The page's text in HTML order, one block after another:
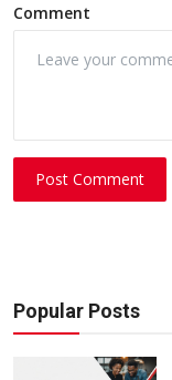
Comment
Post Comment
Popular Posts